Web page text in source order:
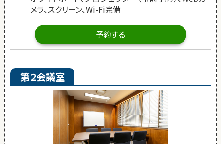
メラ、スクリーン、Wi-Fi完備
予約する
第２会議室